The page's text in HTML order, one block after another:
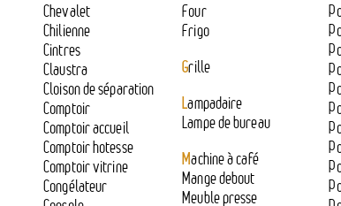
Chevalet
Chilienne
Cintres
Claustra
Cloison de séparation
Comptoir
Comptoir accueil
Comptoir hotesse
Comptoir vitrine
Congélateur
Four
Frigo
Grille
Lampadaire
Lampe de bureau
Machine à café
Mange debout
Meuble presse